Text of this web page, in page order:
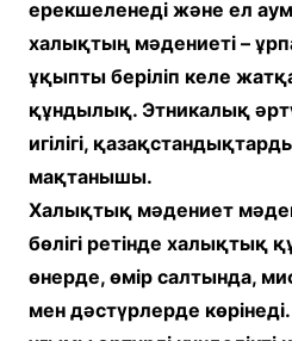
ерекшеленеді және ел
халықтың мәдениеті –
ұқыпты беріліп келе
құндылық. Этникалық
игілігі,
мақтанышы.
Халықтық мәдениет
бөлігі ретінде халықтық
өнерде, өмір салтында,
мен дәстүрлерде